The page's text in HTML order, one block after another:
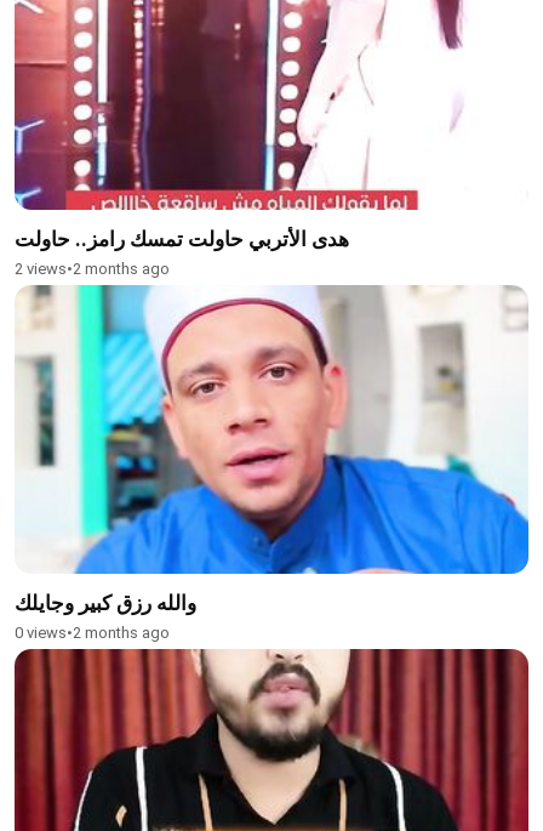
هدى الأتربي حاولت تمسك رامز.. حاولت
2 views•2 months ago
والله رزق كبير وجايلك
0 views•2 months ago